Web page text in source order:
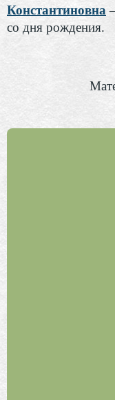
Константиновна
со дня рождения.